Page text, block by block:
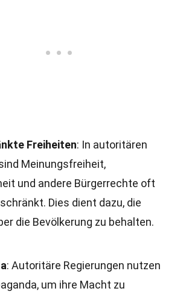
Freiheiten: In autoritären
Meinungsfreiheit,
und andere Bürgerrechte oft
Dies dient dazu, die
die Bevölkerung zu behalten.
: Autoritäre Regierungen nutzen
um ihre Macht zu